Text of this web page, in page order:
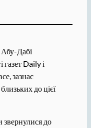
Дабі
газет Daily і
зазнає
до цієї
звернулися до